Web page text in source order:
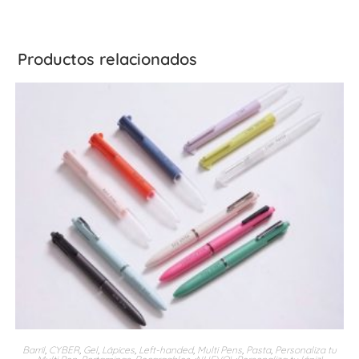
Productos relacionados
Barril, CYBER, Gel, Lápices, Left-handed, Multi Pens, Pasta, Personaliza tu